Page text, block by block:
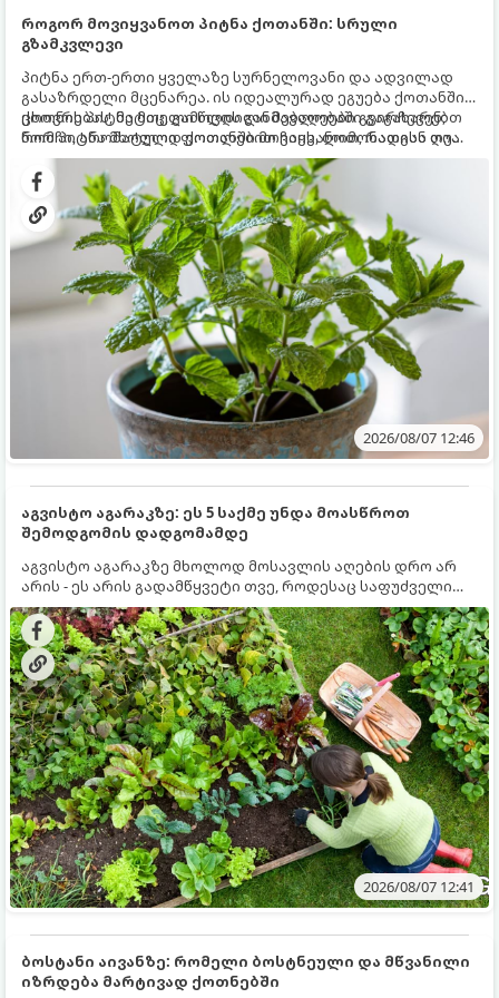
როგორ მოვიყვანოთ პიტნა ქოთანში: სრული
გზამკვლევი
პიტნა ერთ-ერთი ყველაზე სურნელოვანი და ადვილად
გასაზრდელი მცენარეა. ის იდეალურად ეგუება ქოთანში
ცხოვრებას, მეტიც, გამოცდილი მებაღეები გვირჩევენ,
რომ პიტნა მხოლოდ ქოთანში მოვიყვანოთ, რადგან ღია
გრუნტში (ბაღში) დარგვისას ის ფესვებით ძალიან
სწრაფად ვრცელდება და სხვა მცენარეებს ავიწროებს.
ქოთნის პიტნა მთელი წლის განმავლობაში გაგახარებთ
ნორჩი, არომატული ფოთლებით ჩაის, ლიმონათისა თუ
კერძებისთვის.
2026/08/07 12:46
აგვისტო აგარაკზე: ეს 5 საქმე უნდა მოასწროთ
შემოდგომის დადგომამდე
აგვისტო აგარაკზე მხოლოდ მოსავლის აღების დრო არ
არის - ეს არის გადამწყვეტი თვე, როდესაც საფუძველი
ეყრება მომავალი წლის მოსავალს და ბაღი მზადდება
შემოდგომა-ზამთრის სეზონისთვის. იმისათვის, რომ
ნიადაგმა ენერგია აღიდგინოს, ხოლო მცენარეებმა
ზამთარს გაუძლონ, აგვისტოს ბოლომდე 5
მნიშვნელოვანი საქმის გაკეთება უნდა მოასწროთ:
2026/08/07 12:41
ბოსტანი აივანზე: რომელი ბოსტნეული და მწვანილი
იზრდება მარტივად ქოთნებში